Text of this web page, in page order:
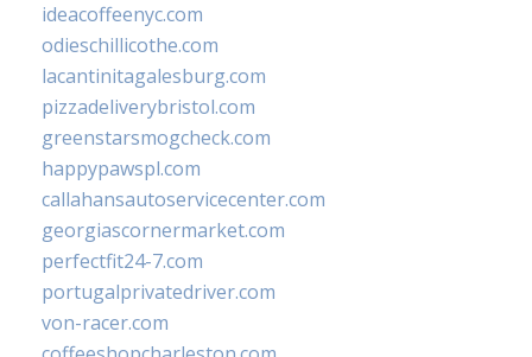
ideacoffeenyc.com
odieschillicothe.com
lacantinitagalesburg.com
pizzadeliverybristol.com
greenstarsmogcheck.com
happypawspl.com
callahansautoservicecenter.com
georgiascornermarket.com
perfectfit24-7.com
portugalprivatedriver.com
von-racer.com